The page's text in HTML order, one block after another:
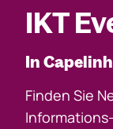
IKT
In
Finden Sie